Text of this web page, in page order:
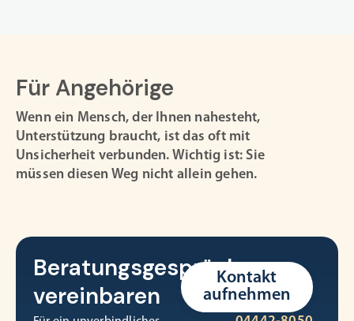
Für Angehörige
Wenn ein Mensch, der Ihnen nahesteht,
Unterstützung braucht, ist das oft mit
Unsicherheit verbunden. Wichtig ist: Sie
müssen diesen Weg nicht allein gehen.
Beratungsgespräch
vereinbaren
Kontakt
aufnehmen